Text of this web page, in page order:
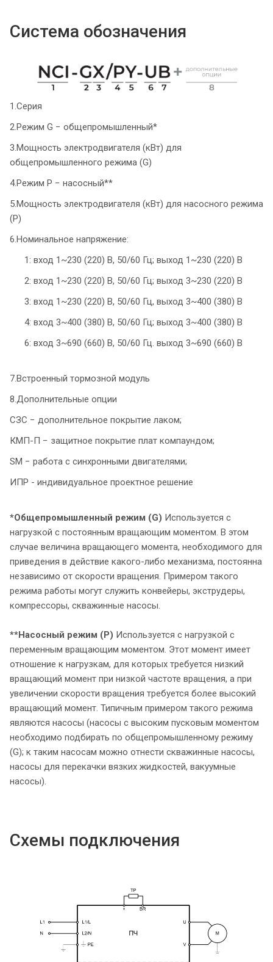
Система обозначения
1.Серия
2.Режим G − общепромышленный*
3.Мощность электродвигателя (кВт) для
общепромышленного режима (G)
4.Режим P − насосный**
5.Мощность электродвигателя (кВт) для насосного режима
(P)
6.Номинальное напряжение:
1: вход 1~230 (220) В, 50/60 Гц; выход 1~230 (220) В
2: вход 1~230 (220) В, 50/60 Гц; выход 3~230 (220) В
3: вход 1~230 (220) В, 50/60 Гц, выход 3~400 (380) В
4: вход 3~400 (380) В, 50/60 Гц; выход 3~400 (380) В
6: вход 3~690 (660) В, 50/60 Гц. выход 3~690 (660) В
7.Встроенный тормозной модуль
8.Дополнительные опции
СЗС − дополнительное покрытие лаком;
КМП-П − защитное покрытие плат компаундом;
SM − работа с синхронными двигателями;
ИПР - индивидуальное проектное решение
*Общепромышленный режим (G) Используется с
нагрузкой с постоянным вращающим моментом. В этом
случае величина вращающего момента, необходимого для
приведения в действие какого-либо механизма, постоянна
независимо от скорости вращения. Примером такого
режима работы могут служить конвейеры, экструдеры,
компрессоры, скважинные насосы.
**Насосный режим (P) Используется с нагрузкой с
переменным вращающим моментом. Этот момент имеет
отношение к нагрузкам, для которых требуется низкий
вращающий момент при низкой частоте вращения, а при
увеличении скорости вращения требуется более высокий
вращающий момент. Типичным примером такого режима
являются насосы (насосы с высоким пусковым моментом
необходимо подбирать по общепромышленному режиму
(G); к таким насосам можно отнести скважинные насосы,
насосы для перекачки вязких жидкостей, вакуумные
насосы).
Схемы подключения